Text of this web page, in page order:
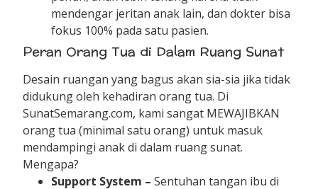
mendengar jeritan anak lain, dan dokter bisa
fokus 100% pada satu pasien.
Peran Orang Tua di Dalam Ruang Sunat
Desain ruangan yang bagus akan sia-sia jika tidak
didukung oleh kehadiran orang tua. Di
SunatSemarang.com, kami sangat MEWAJIBKAN
orang tua (minimal satu orang) untuk masuk
mendampingi anak di dalam ruang sunat.
Mengapa?
Support System – Sentuhan tangan ibu di